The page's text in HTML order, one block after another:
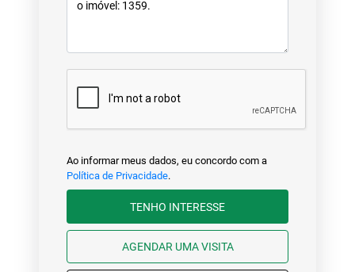
Ao informar meus dados, eu concordo com a
Política de Privacidade.
TENHO INTERESSE
AGENDAR UMA VISITA